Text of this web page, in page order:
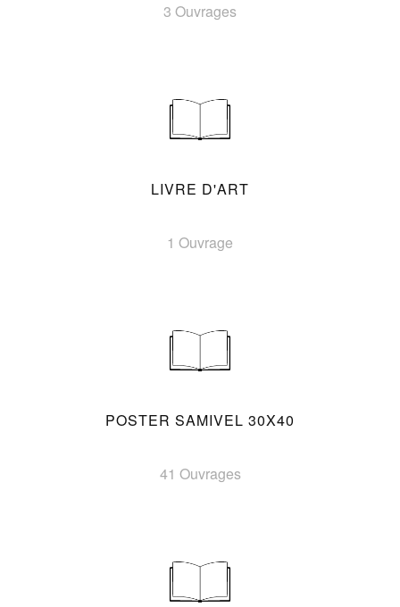
3 Ouvrages
LIVRE D'ART
1 Ouvrage
POSTER SAMIVEL 30X40
41 Ouvrages